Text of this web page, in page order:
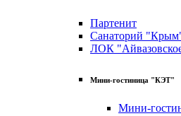
Партенит
Санаторий
ЛОК
Мини-гостиница "КЭТ"
Мини-